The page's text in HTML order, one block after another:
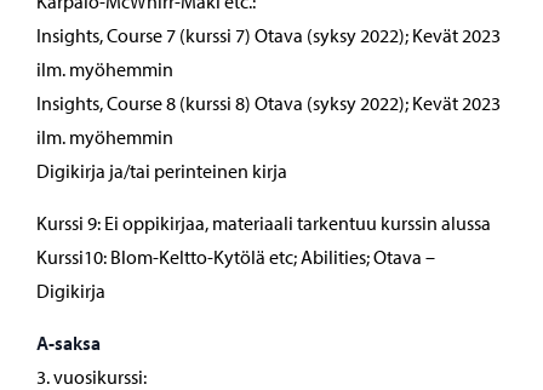
Insights, Course 7 (kurssi 7) Otava (syksy 2022); Kevät 2023
ilm. myöhemmin
Insights, Course 8 (kurssi 8) Otava (syksy 2022); Kevät 2023
ilm. myöhemmin
Digikirja ja/tai perinteinen kirja
Kurssi 9: Ei oppikirjaa, materiaali tarkentuu kurssin alussa
Kurssi10: Blom-Keltto-Kytölä etc; Abilities; Otava –
Digikirja
A-saksa
3. vuosikurssi: